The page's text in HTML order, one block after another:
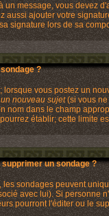
un message, vous devez
aussi ajouter votre
signature lors de sa
?
lorsque vous postez un
nouveau sujet(si vous ne
nom dans le champ
établir; cette limite
un sondage ?
sondages peuvent
avec lui). Si personne
pourront l'éditer ou le